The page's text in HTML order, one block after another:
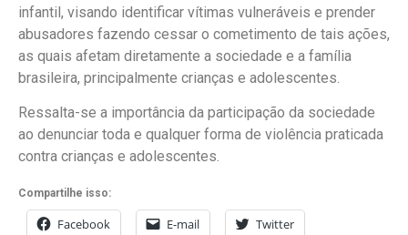
infantil, visando identificar vítimas vulneráveis e prender
abusadores fazendo cessar o cometimento de tais ações,
as quais afetam diretamente a sociedade e a família
brasileira, principalmente crianças e adolescentes.
Ressalta-se a importância da participação da sociedade
ao denunciar toda e qualquer forma de violência praticada
contra crianças e adolescentes.
Compartilhe isso:
Facebook E-mail Twitter